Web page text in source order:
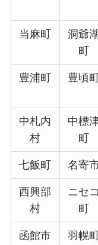
当麻町
洞爺
町
豊浦町 豊頃
中札内
村
中標
町
七飯町 名寄
西興部
村
ニセコ
町
函館市 羽幌